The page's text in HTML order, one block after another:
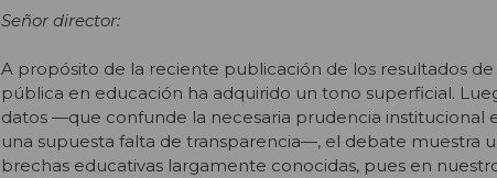
Señor director:
A propósito de la reciente publicación de los resultados de
pública en educación ha adquirido un tono superficial.
datos —que confunde la necesaria prudencia institucional
una supuesta falta de transparencia—, el debate muestra
brechas educativas largamente conocidas, pues en